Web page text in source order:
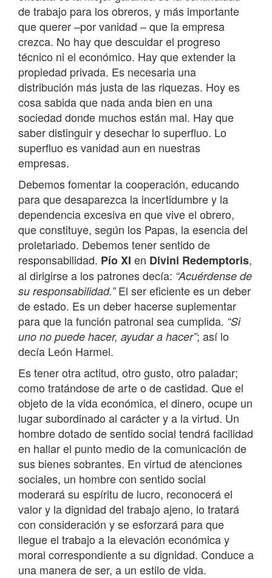
de trabajo para los obreros, y más importante
que querer –por vanidad – que la empresa
crezca. No hay que descuidar el progreso
técnico ni el económico. Hay que extender la
propiedad privada. Es necesaria una
distribución más justa de las riquezas. Hoy es
cosa sabida que nada anda bien en una
sociedad donde muchos están mal. Hay que
saber distinguir y desechar lo superfluo. Lo
superfluo es vanidad aun en nuestras
empresas.
Debemos fomentar la cooperación, educando
para que desaparezca la incertidumbre y la
dependencia excesiva en que vive el obrero,
que constituye, según los Papas, la esencia del
proletariado. Debemos tener sentido de
responsabilidad. Pío XI en Divini Redemptoris,
al dirigirse a los patrones decía: “Acuérdense de
su responsabilidad.”El ser eficiente es un deber
de estado. Es un deber hacerse suplementar
para que la función patronal sea cumplida. “Si
uno no puede hacer, ayudar a hacer”; así lo
decía León Harmel.
Es tener otra actitud, otro gusto, otro paladar;
como tratándose de arte o de castidad. Que el
objeto de la vida económica, el dinero, ocupe un
lugar subordinado al carácter y a la virtud. Un
hombre dotado de sentido social tendrá facilidad
en hallar el punto medio de la comunicación de
sus bienes sobrantes. En virtud de atenciones
sociales, un hombre con sentido social
moderará su espíritu de lucro, reconocerá el
valor y la dignidad del trabajo ajeno, lo tratará
con consideración y se esforzará para que
llegue el trabajo a la elevación económica y
moral correspondiente a su dignidad. Conduce a
una manera de ser, a un estilo de vida.